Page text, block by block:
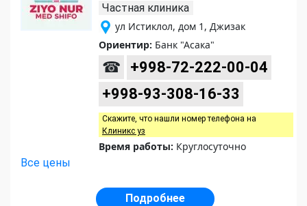
Частная клиника
ул Истиклол, дом 1, Джизак
Ориентир: Банк "Асака"
☎
+998-72-222-00-04
+998-93-308-16-33
Скажите, что нашли номер телефона на
Клиникс уз
Время работы: Круглосуточно
Все цены
Подробнее